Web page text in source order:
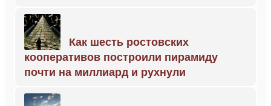
Как шесть ростовских
кооперативов построили пирамиду
почти на миллиард и рухнули